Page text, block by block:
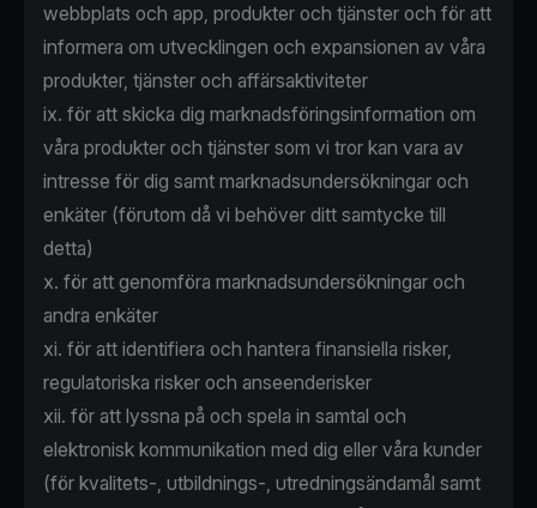
webbplats och app, produkter och tjänster och för att
informera om utvecklingen och expansionen av våra
produkter, tjänster och affärsaktiviteter
ix. för att skicka dig marknadsföringsinformation om
våra produkter och tjänster som vi tror kan vara av
intresse för dig samt marknadsundersökningar och
enkäter (förutom då vi behöver ditt samtycke till
detta)
x. för att genomföra marknadsundersökningar och
andra enkäter
xi. för att identifiera och hantera finansiella risker,
regulatoriska risker och anseenderisker
xii. för att lyssna på och spela in samtal och
elektronisk kommunikation med dig eller våra kunder
(för kvalitets-, utbildnings-, utredningsändamål samt